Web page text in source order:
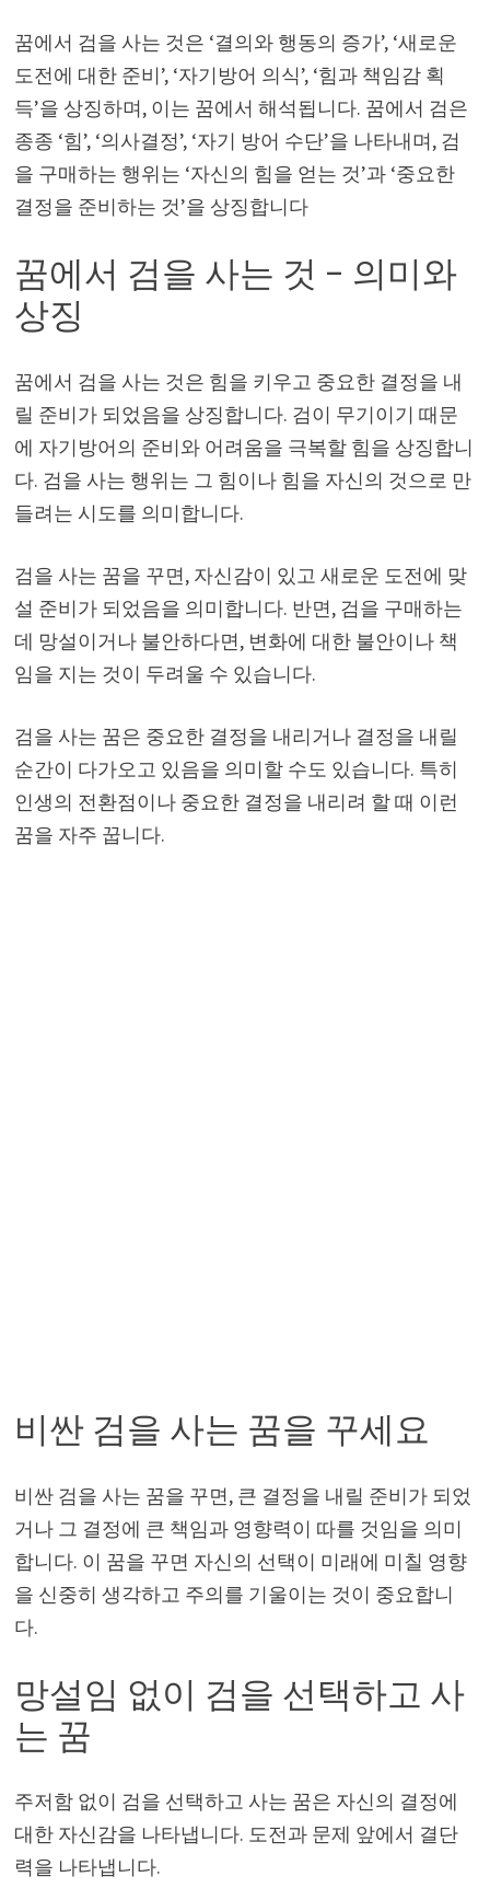
꿈에서 검을 사는 것은 ‘결의와 행동의 증가’, ‘새로운
도전에 대한 준비’, ‘자기방어 의식’, ‘힘과 책임감 획
득’을 상징하며, 이는 꿈에서 해석됩니다. 꿈에서 검은
종종 ‘힘’, ‘의사결정’, ‘자기 방어 수단’을 나타내며, 검
을 구매하는 행위는 ‘자신의 힘을 얻는 것’과 ‘중요한
결정을 준비하는 것’을 상징합니다
꿈에서 검을 사는 것 – 의미와
상징
꿈에서 검을 사는 것은 힘을 키우고 중요한 결정을 내
릴 준비가 되었음을 상징합니다. 검이 무기이기 때문
에 자기방어의 준비와 어려움을 극복할 힘을 상징합니
다. 검을 사는 행위는 그 힘이나 힘을 자신의 것으로 만
들려는 시도를 의미합니다.
검을 사는 꿈을 꾸면, 자신감이 있고 새로운 도전에 맞
설 준비가 되었음을 의미합니다. 반면, 검을 구매하는
데 망설이거나 불안하다면, 변화에 대한 불안이나 책
임을 지는 것이 두려울 수 있습니다.
검을 사는 꿈은 중요한 결정을 내리거나 결정을 내릴
순간이 다가오고 있음을 의미할 수도 있습니다. 특히
인생의 전환점이나 중요한 결정을 내리려 할 때 이런
꿈을 자주 꿉니다.
비싼 검을 사는 꿈을 꾸세요
비싼 검을 사는 꿈을 꾸면, 큰 결정을 내릴 준비가 되었
거나 그 결정에 큰 책임과 영향력이 따를 것임을 의미
합니다. 이 꿈을 꾸면 자신의 선택이 미래에 미칠 영향
을 신중히 생각하고 주의를 기울이는 것이 중요합니
다.
망설임 없이 검을 선택하고 사
는 꿈
주저함 없이 검을 선택하고 사는 꿈은 자신의 결정에
대한 자신감을 나타냅니다. 도전과 문제 앞에서 결단
력을 나타냅니다.